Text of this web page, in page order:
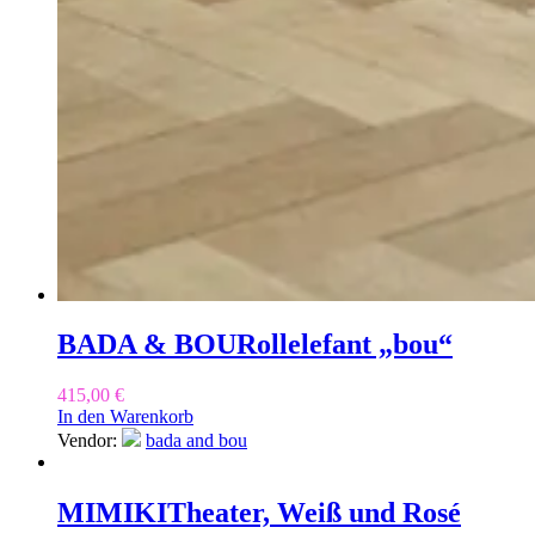
BADA & BOURollelefant „bou“
415,00 €
In den Warenkorb
Vendor:
bada and bou
MIMIKITheater, Weiß und Rosé